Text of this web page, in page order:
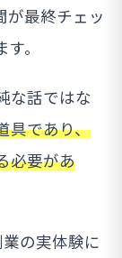
が最終チェッ
。
な話ではな
具であり、
必要があ
の実体験に